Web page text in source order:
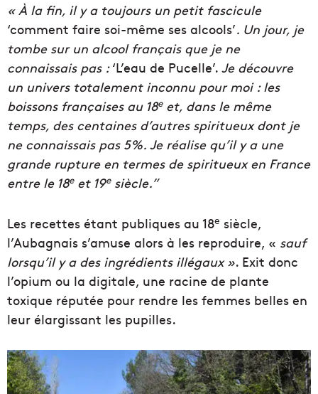
« À la fin, il y a toujours un petit fascicule
‘comment faire soi-même ses alcools’. Un jour, je
tombe sur un alcool français que je ne
connaissais pas :‘L’eau de Pucelle’. Je découvre
un univers totalement inconnu pour moi : les
boissons françaises au 18eet, dans le même
temps, des centaines d’autres spiritueux dont je
ne connaissais pas 5%. Je réalise qu’il y a une
grande rupture en termes de spiritueux en France
entre le 18eet 19esiècle.”
Les recettes étant publiques au 18e siècle,
l’Aubagnais s’amuse alors à les reproduire, « sauf
lorsqu’il y a des ingrédients illégaux ». Exit donc
l’opium ou la digitale, une racine de plante
toxique réputée pour rendre les femmes belles en
leur élargissant les pupilles.